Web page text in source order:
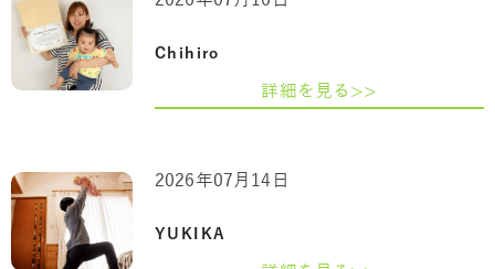
Chihiro
詳細を見る>>
YUKIKA
2026年07月14日